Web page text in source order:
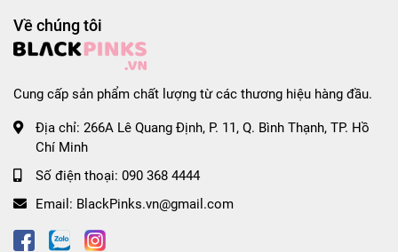
#loc5goimicayshinkimchinongshimgoi120ghanquoc
#loc10goimicayshinkimchinongshimgoi120g
#loc10goimihanquoc
#loc10goimihanquocshinkimchinongshimgoi120g
#thungmianlien #thungmianliennongshim
#thung40goimianlienshinkimchi #mikimchihanquoc
#thung40goimicayshinkimchinongshimgoi120g
#blackpinks #blackpinksvn #blackpinkscom
#blackpinkcom #blackpinkcomvn #blps #blpsvn
Về chúng tôi
Cung cấp sản phẩm chất lượng từ các thương hiệu hàng đầu.
Địa chỉ: 266A Lê Quang Định, P. 11, Q. Bình Thạnh, TP. Hồ
Chí Minh
Số điện thoại: 090 368 4444
Email: BlackPinks.vn@gmail.com